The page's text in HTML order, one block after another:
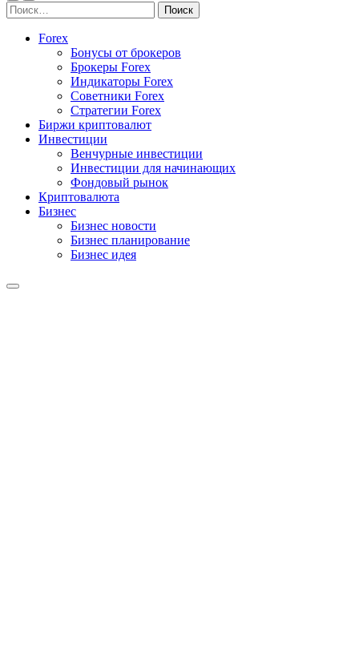
Найти:
Forex
Бонусы от брокеров
Брокеры Forex
Индикаторы Forex
Советники Forex
Стратегии Forex
Биржи криптовалют
Инвестиции
Венчурные инвестиции
Инвестиции для начинающих
Фондовый рынок
Криптовалюта
Бизнес
Бизнес новости
Бизнес планирование
Бизнес идея